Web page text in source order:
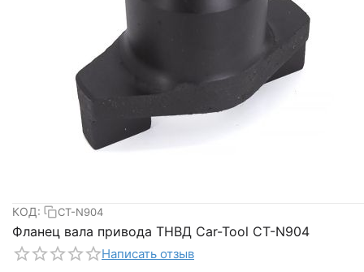
КОД: CT-N904
Фланец вала привода ТНВД Car-Tool CT-N904
Написать отзыв